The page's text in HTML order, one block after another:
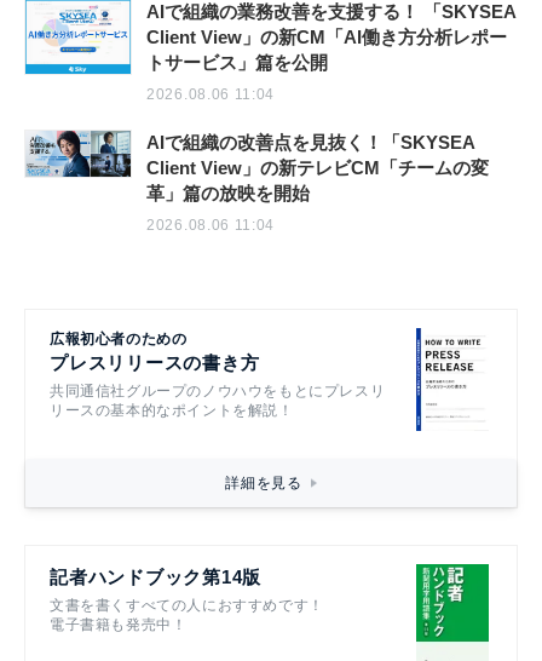
AIで組織の業務改善を支援する！ 「SKYSEA
Client View」の新CM「AI働き方分析レポー
トサービス」篇を公開
2026.08.06 11:04
AIで組織の改善点を見抜く！「SKYSEA
Client View」の新テレビCM「チームの変
革」篇の放映を開始
2026.08.06 11:04
広報初心者のための
プレスリリースの書き方
共同通信社グループのノウハウをもとにプレスリ
リースの基本的なポイントを解説！
詳細を見る
記者ハンドブック第14版
文書を書くすべての人におすすめです！
電子書籍も発売中！